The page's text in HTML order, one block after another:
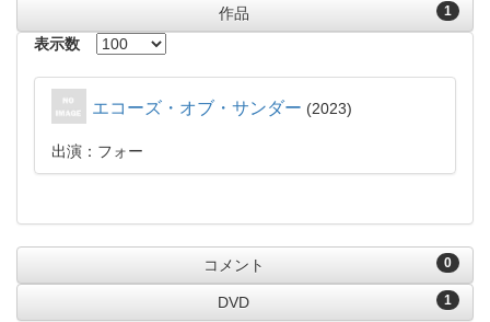
1
作品
表示数
エコーズ・オブ・サンダー 2023
出演：フォー
0
コメント
1
DVD